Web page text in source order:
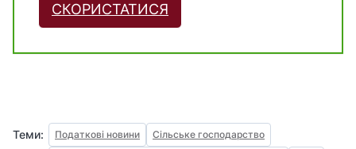
СКОРИСТАТИСЯ
Теми: Податкові новини
Сільське господарство